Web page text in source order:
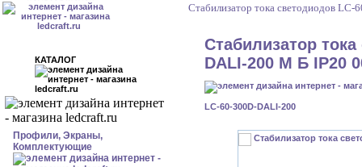
КАТАЛОГ
Профили, Экраны,
Комплектующие
Стабилизатор тока светодиодов
Стабилизатор
DALI-200 М Б IP20
LC-60-300D-DALI-200